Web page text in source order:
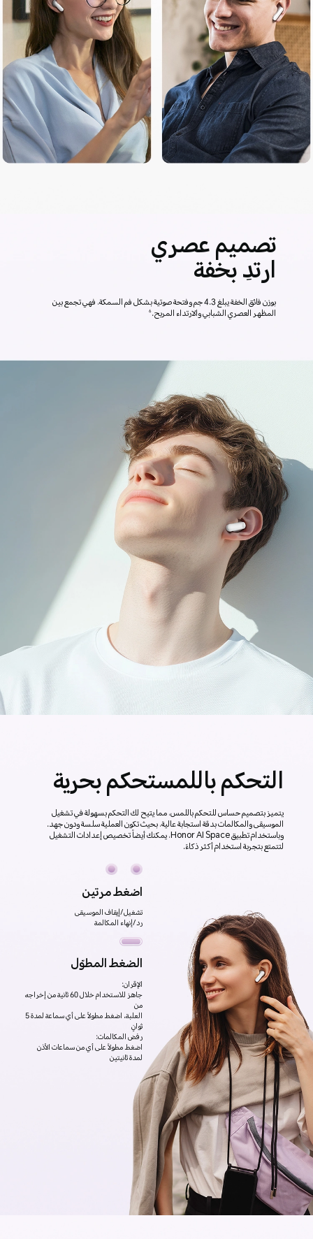
تصميم عصري
ارتدِ بخفة
بوزن فائق الخفة يبلغ 4.3 جم وفتحة صوتية بشكل فم السمكة، فهي تجمع بين
المظهر العصري الشبابي والارتداء المريح.6
التحكم باللمستحكم بحرية
يتميز بتصميم حساس للتحكم باللمس، مما يتيح لك التحكم بسهولة في تشغيل
الموسيقى والمكالمات بدقة استجابة عالية، بحيث تكون العملية سلسة ودون جهد.
وباستخدام تطبيق Honor AI Space، يمكنك أيضاً تخصيص إعدادات التشغيل
لتتمتع بتجربة استخدام أكثر ذكاءً.
اضغط مرتين
تشغيل/إيقاف الموسيقى
رد/إنهاء المكالمة
الضغط المطوّل
الإقران:
جاهز للاستخدام خلال 60 ثانية من إخراجه
من
العلبة، اضغط مطولاً على أي سماعة لمدة 5
ثوانٍ
رفض المكالمات:
اضغط مطولاً على أي من سماعات الأذن
لمدة ثانيتين